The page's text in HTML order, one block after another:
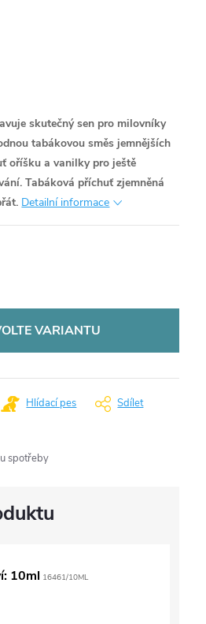
skutečný sen pro milovníky
tabákovou směs jemnějších
oříšku a vanilky pro ještě
Tabáková příchuť zjemněná
Detailní informace
VARIANTU
Hlídací pes Sdílet
spotřeby
10ml 16461/10ML